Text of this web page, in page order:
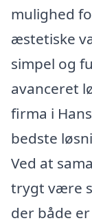
mulighed
æstetiske
simpel og
avanceret
firma i
bedste
Ved at
trygt være
der både